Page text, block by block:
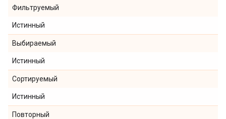
Фильтруемый
Истинный
Выбираемый
Истинный
Сортируемый
Истинный
Повторный